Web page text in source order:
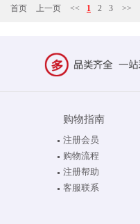
首页 上一页 << 1 2 3 >>
购物指南
注册会员
购物流程
注册帮助
客服联系